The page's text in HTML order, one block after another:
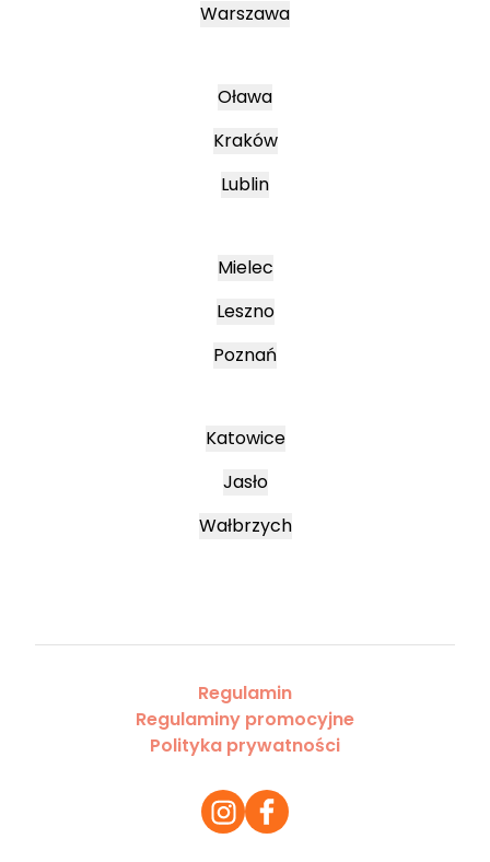
Warszawa
Oława
Kraków
Lublin
Mielec
Leszno
Poznań
Katowice
Jasło
Wałbrzych
Regulamin
Regulaminy promocyjne
Polityka prywatności